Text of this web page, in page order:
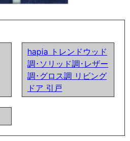
hapia トレンドウッド
調･ソリッド調･レザー
調･グロス調 リビング
ドア 引戸